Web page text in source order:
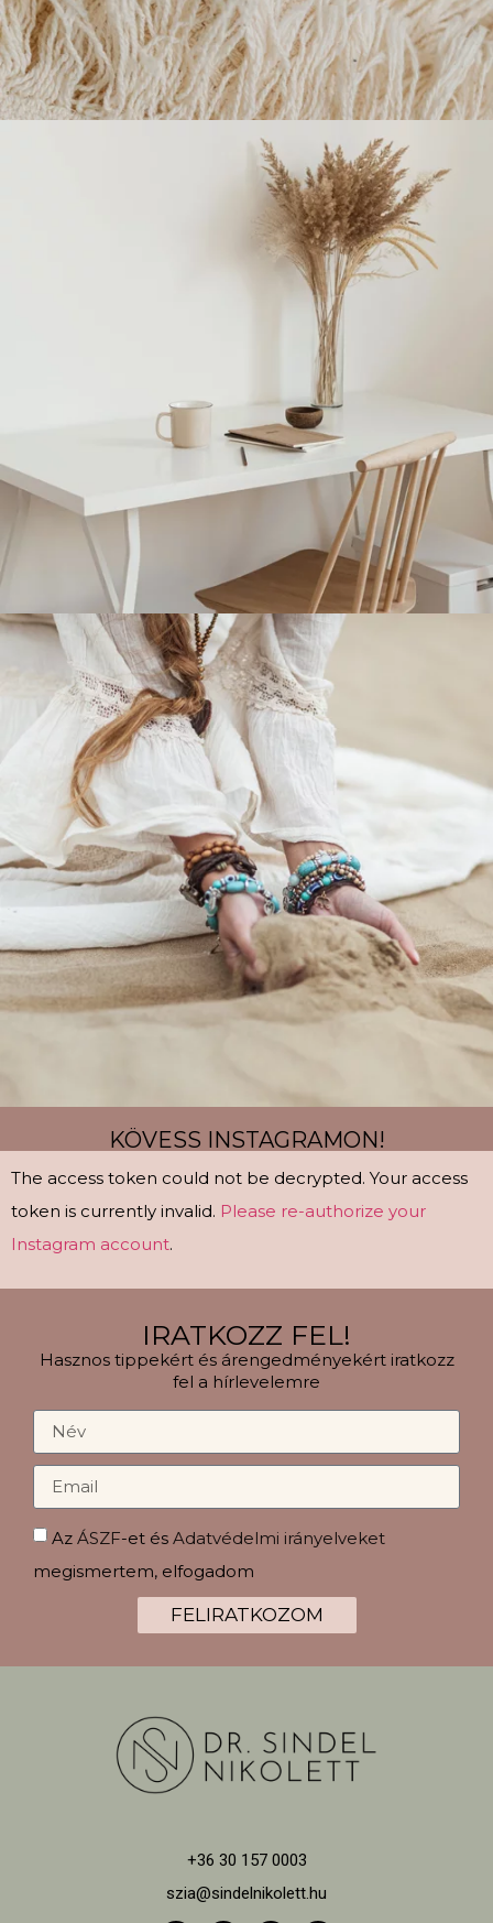
KÖVESS INSTAGRAMON!
The access token could not be decrypted. Your access
token is currently invalid. Please re-authorize your
Instagram account.
IRATKOZZ FEL!
Hasznos tippekért és árengedményekért iratkozz
fel a hírlevelemre
Az ÁSZF-et és Adatvédelmi irányelveket
megismertem, elfogadom
FELIRATKOZOM
+36 30 157 0003
szia@sindelnikolett.hu